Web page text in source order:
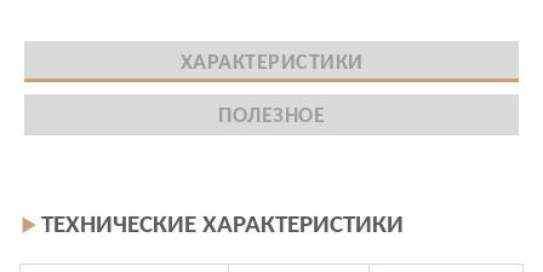
ХАРАКТЕРИСТИКИ
ПОЛЕЗНОЕ
ТЕХНИЧЕСКИЕ ХАРАКТЕРИСТИКИ